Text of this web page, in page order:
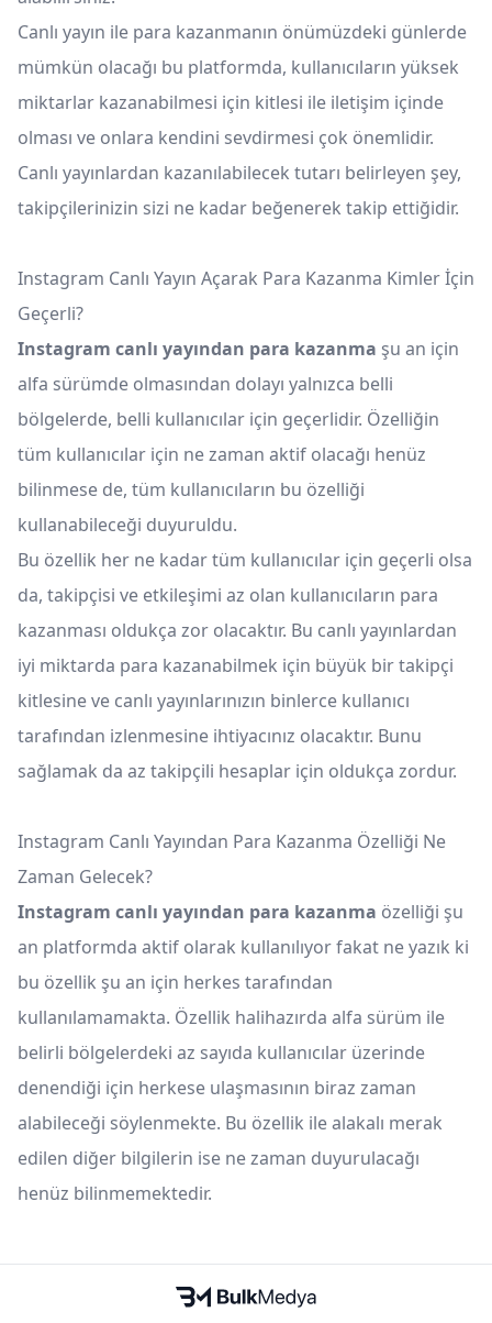
Canlı yayın ile para kazanmanın önümüzdeki günlerde
mümkün olacağı bu platformda, kullanıcıların yüksek
miktarlar kazanabilmesi için kitlesi ile iletişim içinde
olması ve onlara kendini sevdirmesi çok önemlidir.
Canlı yayınlardan kazanılabilecek tutarı belirleyen şey,
takipçilerinizin sizi ne kadar beğenerek takip ettiğidir.
Instagram Canlı Yayın Açarak Para Kazanma Kimler İçin
Geçerli?
Instagram canlı yayından para kazanma şu an için
alfa sürümde olmasından dolayı yalnızca belli
bölgelerde, belli kullanıcılar için geçerlidir. Özelliğin
tüm kullanıcılar için ne zaman aktif olacağı henüz
bilinmese de, tüm kullanıcıların bu özelliği
kullanabileceği duyuruldu.
Bu özellik her ne kadar tüm kullanıcılar için geçerli olsa
da, takipçisi ve etkileşimi az olan kullanıcıların para
kazanması oldukça zor olacaktır. Bu canlı yayınlardan
iyi miktarda para kazanabilmek için büyük bir takipçi
kitlesine ve canlı yayınlarınızın binlerce kullanıcı
tarafından izlenmesine ihtiyacınız olacaktır. Bunu
sağlamak da az takipçili hesaplar için oldukça zordur.
Instagram Canlı Yayından Para Kazanma Özelliği Ne
Zaman Gelecek?
Instagram canlı yayından para kazanma özelliği şu
an platformda aktif olarak kullanılıyor fakat ne yazık ki
bu özellik şu an için herkes tarafından
kullanılamamakta. Özellik halihazırda alfa sürüm ile
belirli bölgelerdeki az sayıda kullanıcılar üzerinde
denendiği için herkese ulaşmasının biraz zaman
alabileceği söylenmekte. Bu özellik ile alakalı merak
edilen diğer bilgilerin ise ne zaman duyurulacağı
henüz bilinmemektedir.